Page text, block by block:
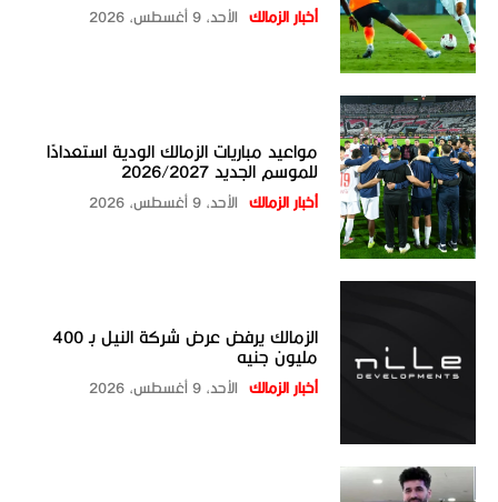
أخبار الزمالك الأحد، 9 أغسطس، 2026
مواعيد مباريات الزمالك الودية استعدادًا
للموسم الجديد 2026/2027
أخبار الزمالك الأحد، 9 أغسطس، 2026
الزمالك يرفض عرض شركة النيل بـ 400
مليون جنيه
أخبار الزمالك الأحد، 9 أغسطس، 2026